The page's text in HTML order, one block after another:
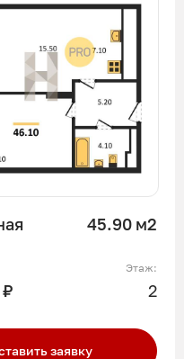
45.90 м2
Этаж:
2
заявку